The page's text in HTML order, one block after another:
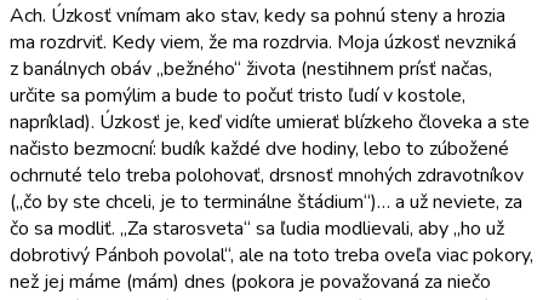
Ach. Úzkosť vnímam ako stav, kedy sa pohnú steny a hrozia
ma rozdrviť. Kedy viem, že ma rozdrvia. Moja úzkosť nevzniká
z banálnych obáv „bežného“ života (nestihnem prísť načas,
určite sa pomýlim a bude to počuť tristo ľudí v kostole,
napríklad). Úzkosť je, keď vidíte umierať blízkeho človeka a ste
načisto bezmocní: budík každé dve hodiny, lebo to zúbožené
ochrnuté telo treba polohovať, drsnosť mnohých zdravotníkov
(„čo by ste chceli, je to terminálne štádium“)… a už neviete, za
čo sa modliť. „Za starosveta“ sa ľudia modlievali, aby „ho už
dobrotivý Pánboh povolal“, ale na toto treba oveľa viac pokory,
než jej máme (mám) dnes (pokora je považovaná za niečo